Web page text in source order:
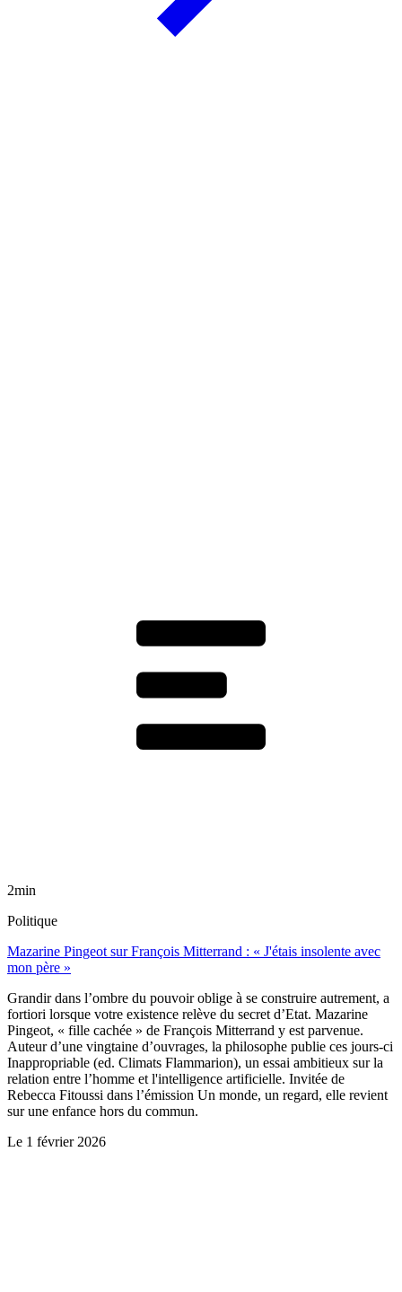
2min
Politique
Mazarine Pingeot sur François Mitterrand : « J'étais insolente avec
mon père »
Grandir dans l’ombre du pouvoir oblige à se construire autrement, a
fortiori lorsque votre existence relève du secret d’Etat. Mazarine
Pingeot, « fille cachée » de François Mitterrand y est parvenue.
Auteur d’une vingtaine d’ouvrages, la philosophe publie ces jours-ci
Inappropriable (ed. Climats Flammarion), un essai ambitieux sur la
relation entre l’homme et l'intelligence artificielle. Invitée de
Rebecca Fitoussi dans l’émission Un monde, un regard, elle revient
sur une enfance hors du commun.
Le 1 février 2026